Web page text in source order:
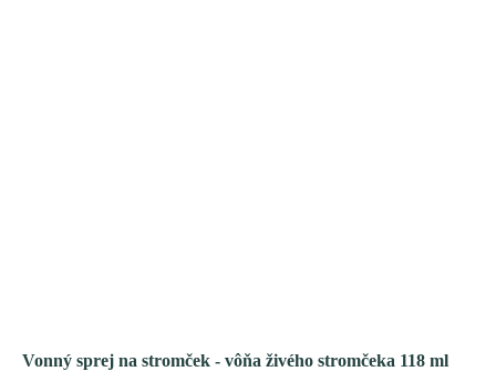
Vonný sprej na stromček - vôňa živého stromčeka 118 ml